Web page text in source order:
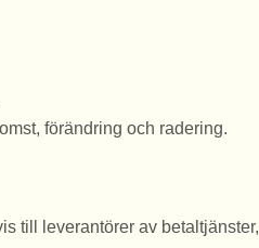
förändring och radering.
till leverantörer av betaltjänster,